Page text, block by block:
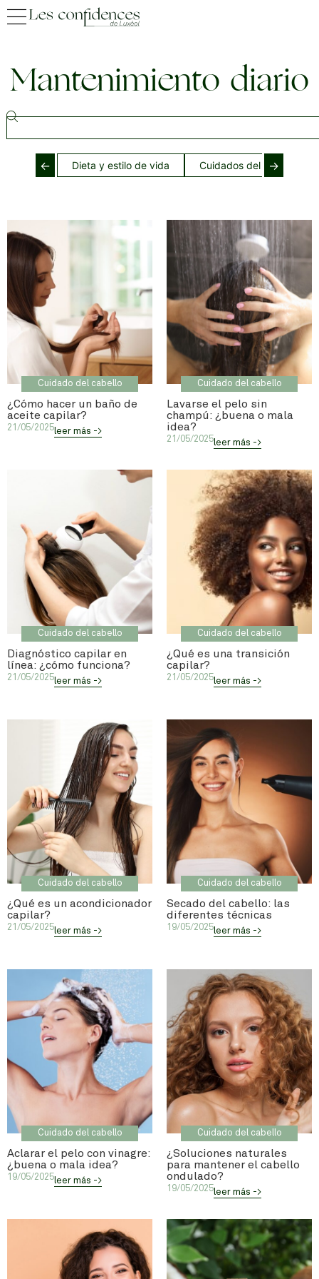
Mantenimiento diario
← Dieta y estilo de vida Cuidados del cabello
→
Cuidado del cabello
¿Cómo hacer un baño de
aceite capilar?
21/05/2025leer más ->
Cuidado del cabello
Lavarse el pelo sin
champú: ¿buena o mala
idea?
21/05/2025leer más ->
Cuidado del cabello
Diagnóstico capilar en
línea: ¿cómo funciona?
21/05/2025leer más ->
Cuidado del cabello
¿Qué es una transición
capilar?
21/05/2025leer más ->
Cuidado del cabello
¿Qué es un acondicionador
capilar?
21/05/2025leer más ->
Cuidado del cabello
Secado del cabello: las
diferentes técnicas
19/05/2025leer más ->
Cuidado del cabello
Aclarar el pelo con vinagre:
¿buena o mala idea?
19/05/2025leer más ->
Cuidado del cabello
¿Soluciones naturales
para mantener el cabello
ondulado?
19/05/2025leer más ->